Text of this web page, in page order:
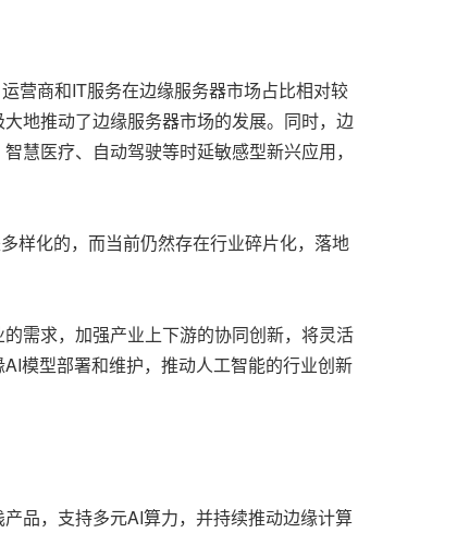
营商和IT服务在边缘服务器市场占比相对较
地推动了边缘服务器市场的发展。同时，边
慧医疗、自动驾驶等时延敏感型新兴应用，
样化的，而当前仍然存在行业碎片化，落地
需求，加强产业上下游的协同创新，将灵活
模型部署和维护，推动人工智能的行业创新
品，支持多元AI算力，并持续推动边缘计算